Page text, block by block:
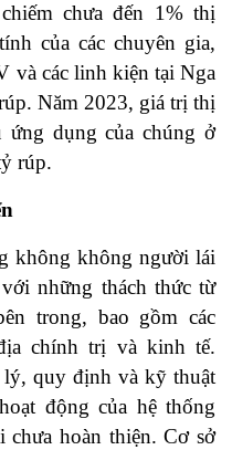
chưa đến 1% thị
của các chuyên gia,
và các linh kiện tại Nga
Năm 2023, giá trị thị
dụng của chúng ở
rúp.
không không người lái
những thách thức từ
trong, bao gồm các
chính trị và kinh tế.
lý, quy định và kỹ thuật
động của hệ thống
hoàn thiện. Cơ sở